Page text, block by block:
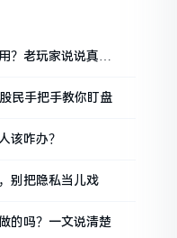
？老玩家说说真实
民手把手教你盯盘
该咋办？
别把隐私当儿戏
的吗？一文说清楚